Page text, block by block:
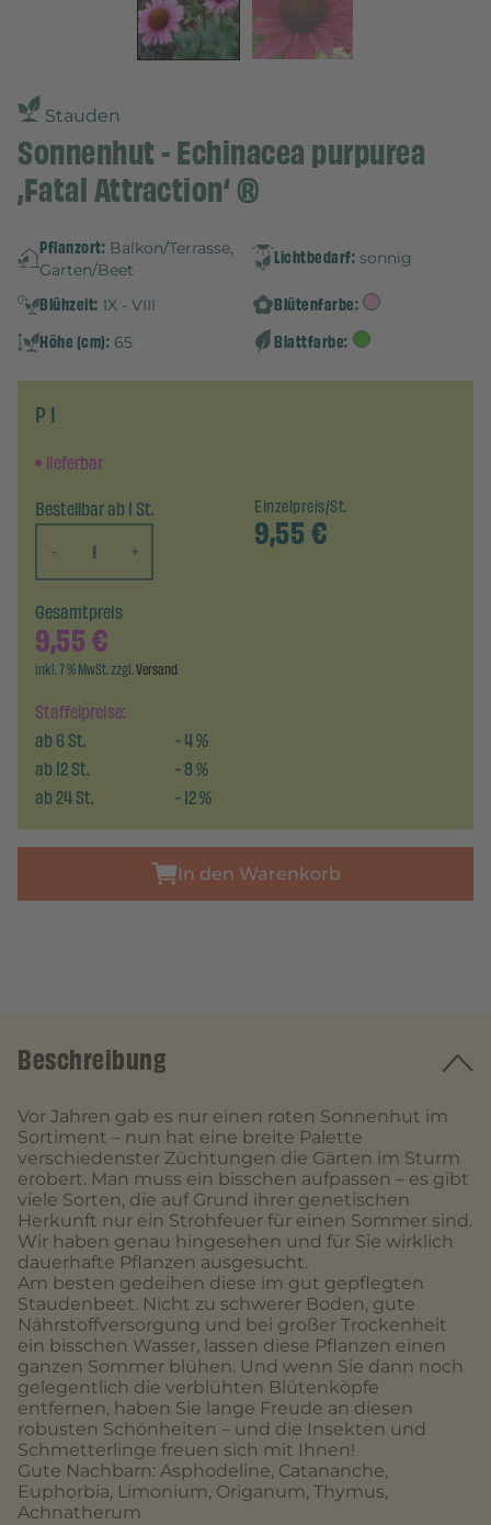
Stauden
Sonnenhut - Echinacea purpurea
‚Fatal Attraction‘ ®
Pflanzort: Balkon/Terrasse,
Garten/Beet
Lichtbedarf: sonnig
Blühzeit: IX - VIII
Blütenfarbe:
Höhe (cm): 65 Blattfarbe:
P 1
lieferbar
Bestellbar ab 1 St.
-
+
Einzelpreis/St.
9,55€
Staffelpreise:
ab6St. -4%
ab12St. -8%
ab24St. -12%
Gesamtpreis
9,55€
inkl. 7 % MwSt. zzgl.Versand
In den Warenkorb
Beschreibung
Vor Jahren gab es nur einen roten Sonnenhut im
Sortiment – nun hat eine breite Palette
verschiedenster Züchtungen die Gärten im Sturm
erobert. Man muss ein bisschen aufpassen – es gibt
viele Sorten, die auf Grund ihrer genetischen
Herkunft nur ein Strohfeuer für einen Sommer sind.
Wir haben genau hingesehen und für Sie wirklich
dauerhafte Pflanzen ausgesucht.
Am besten gedeihen diese im gut gepflegten
Staudenbeet. Nicht zu schwerer Boden, gute
Nährstoffversorgung und bei großer Trockenheit
ein bisschen Wasser, lassen diese Pflanzen einen
ganzen Sommer blühen. Und wenn Sie dann noch
gelegentlich die verblühten Blütenköpfe
entfernen, haben Sie lange Freude an diesen
robusten Schönheiten – und die Insekten und
Schmetterlinge freuen sich mit Ihnen!
Gute Nachbarn: Asphodeline, Catananche,
Euphorbia, Limonium, Origanum, Thymus,
Achnatherum